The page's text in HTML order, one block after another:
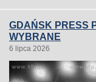
GDAŃSK PRESS
WYBRANE
6 lipca 2026